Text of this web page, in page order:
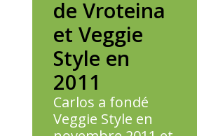
de Vroteina
et Veggie
Style en
2011
Carlos a fondé
Veggie Style en